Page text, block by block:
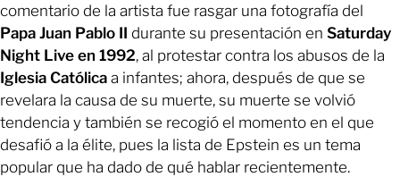
comentario de la artista fue rasgar una fotografía del
Papa Juan Pablo II durante su presentación en Saturday
Night Live en 1992, al protestar contra los abusos de la
Iglesia Católica a infantes; ahora, después de que se
revelara la causa de su muerte, su muerte se volvió
tendencia y también se recogió el momento en el que
desafió a la élite, pues la lista de Epstein es un tema
popular que ha dado de qué hablar recientemente.